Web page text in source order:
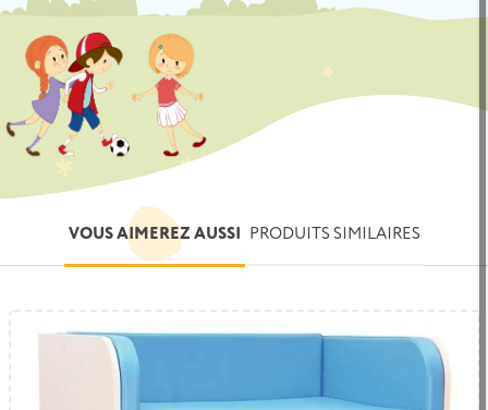
VOUS AIMEREZ AUSSI PRODUITS SIMILAIRES